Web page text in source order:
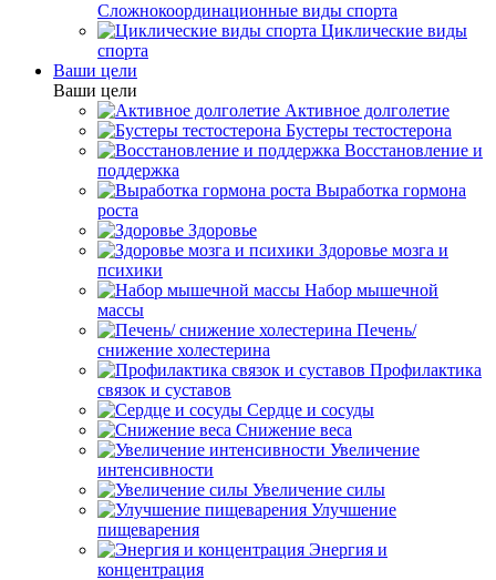
Сложнокоординационные виды спорта
Циклические виды
спорта
Ваши цели
Ваши цели
Активное долголетие
Бустеры тестостерона
Восстановление и
поддержка
Выработка гормона
роста
Здоровье
Здоровье мозга и
психики
Набор мышечной
массы
Печень/
снижение холестерина
Профилактика
связок и суставов
Сердце и сосуды
Снижение веса
Увеличение
интенсивности
Увеличение силы
Улучшение
пищеварения
Энергия и
концентрация